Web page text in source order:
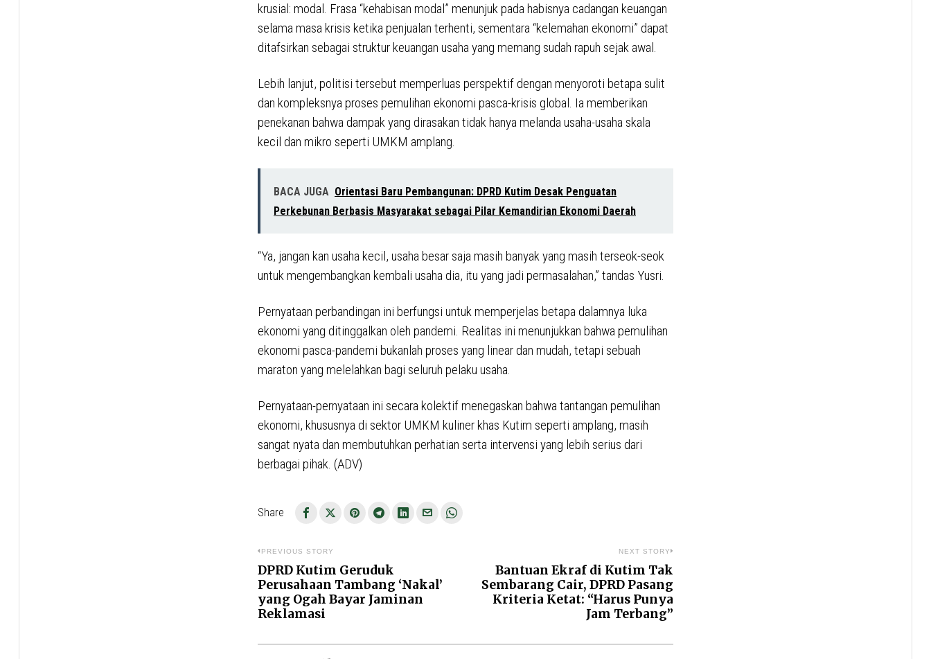
krusial: modal. Frasa “kehabisan modal” menunjuk pada habisnya cadangan keuangan
selama masa krisis ketika penjualan terhenti, sementara “kelemahan ekonomi” dapat
ditafsirkan sebagai struktur keuangan usaha yang memang sudah rapuh sejak awal.
Lebih lanjut, politisi tersebut memperluas perspektif dengan menyoroti betapa sulit
dan kompleksnya proses pemulihan ekonomi pasca-krisis global. Ia memberikan
penekanan bahwa dampak yang dirasakan tidak hanya melanda usaha-usaha skala
kecil dan mikro seperti UMKM amplang.
BACA JUGA Orientasi Baru Pembangunan: DPRD Kutim Desak Penguatan
Perkebunan Berbasis Masyarakat sebagai Pilar Kemandirian Ekonomi Daerah
“Ya, jangan kan usaha kecil, usaha besar saja masih banyak yang masih terseok-seok
untuk mengembangkan kembali usaha dia, itu yang jadi permasalahan,” tandas Yusri.
Pernyataan perbandingan ini berfungsi untuk memperjelas betapa dalamnya luka
ekonomi yang ditinggalkan oleh pandemi. Realitas ini menunjukkan bahwa pemulihan
ekonomi pasca-pandemi bukanlah proses yang linear dan mudah, tetapi sebuah
maraton yang melelahkan bagi seluruh pelaku usaha.
Pernyataan-pernyataan ini secara kolektif menegaskan bahwa tantangan pemulihan
ekonomi, khususnya di sektor UMKM kuliner khas Kutim seperti amplang, masih
sangat nyata dan membutuhkan perhatian serta intervensi yang lebih serius dari
berbagai pihak. (ADV)
Share
Navigasi
pos
PREVIOUS STORY
Previous
post:
DPRD Kutim Geruduk
Perusahaan Tambang ‘Nakal’
yang Ogah Bayar Jaminan
Reklamasi
NEXT STORY
Bantuan Ekraf di Kutim Tak
Sembarang Cair, DPRD Pasang
Kriteria Ketat: “Harus Punya
Jam Terbang”